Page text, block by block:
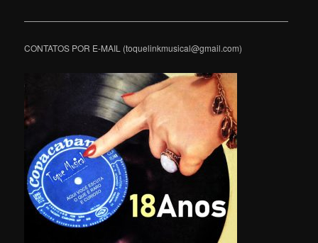
———————————————————————————————
CONTATOS POR E-MAIL (toquelinkmusical@gmail.com)